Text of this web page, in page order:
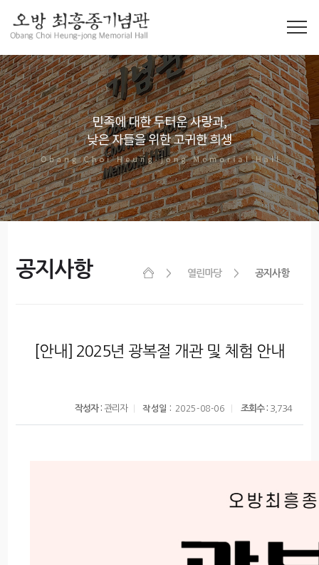
공지사항 열린마당 공지사항
[안내] 2025년 광복절 개관 및 체험 안내
작성자 : 관리자 작성일 : 2025-08-06 조회수 : 3,734